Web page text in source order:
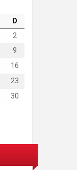
D
2
9
16
23
30